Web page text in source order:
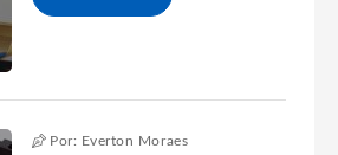
Por: Everton Moraes